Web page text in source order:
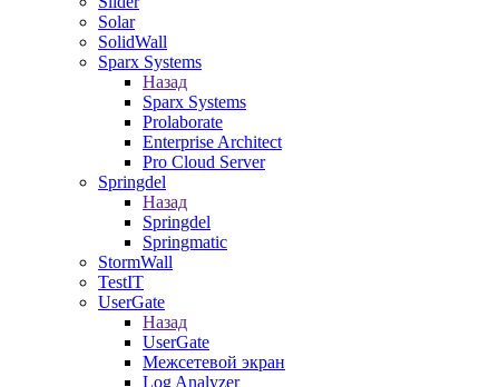
Solar
SolidWall
Sparx Systems
Назад
Sparx Systems
Prolaborate
Enterprise Architect
Pro Cloud Server
Springdel
Назад
Springdel
Springmatic
StormWall
TestIT
UserGate
Назад
UserGate
Межсетевой экран
Log Analyzer